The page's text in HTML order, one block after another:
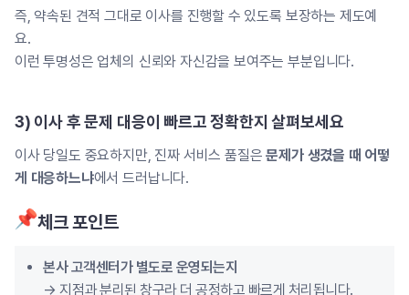
즉, 약속된 견적 그대로 이사를 진행할 수 있도록 보장하는 제도예
요.
이런 투명성은 업체의 신뢰와 자신감을 보여주는 부분입니다.
3) 이사 후 문제 대응이 빠르고 정확한지 살펴보세요
이사 당일도 중요하지만, 진짜 서비스 품질은문제가 생겼을 때 어떻
게 대응하느냐에서 드러납니다.
체크 포인트
본사 고객센터가 별도로 운영되는지
→ 지점과 분리된 창구라 더 공정하고 빠르게 처리됩니다.